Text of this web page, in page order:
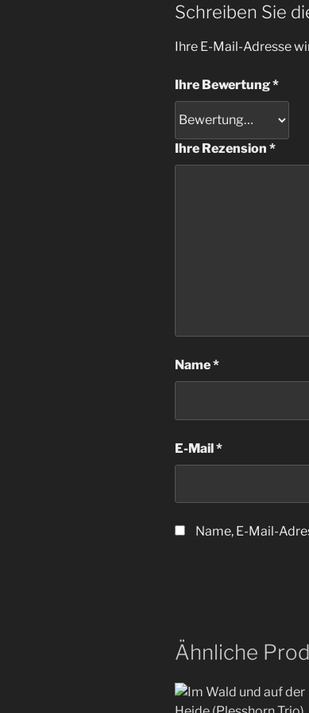
Schreiben Sie
Ihre E-Mail-Adresse
Ihre Bewertung*
Ihre Rezension *
Name*
E-Mail*
Name, E-Mail-
Ähnliche